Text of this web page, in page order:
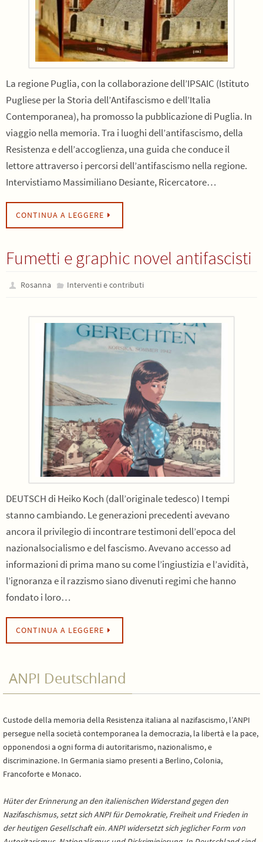
La regione Puglia, con la collaborazione dell’IPSAIC (Istituto
Pugliese per la Storia dell’Antifascismo e dell’Italia
Contemporanea), ha promosso la pubblicazione di Puglia. In
viaggio nella memoria. Tra i luoghi dell’antifascismo, della
Resistenza e dell’accoglienza, una guida che conduce il
lettore attraverso i percorsi dell’antifascismo nella regione.
Intervistiamo Massimiliano Desiante, Ricercatore…
CONTINUA A LEGGERE
Fumetti e graphic novel antifascisti
Rosanna Interventi e contributi
DEUTSCH di Heiko Koch (dall’originale tedesco) I tempi
stanno cambiando. Le generazioni precedenti avevano
ancora il privilegio di incontrare testimoni dell’epoca del
nazionalsocialismo e del fascismo. Avevano accesso ad
informazioni di prima mano su come l’ingiustizia e l’avidità,
l’ignoranza e il razzismo siano divenuti regimi che hanno
fondato i loro…
CONTINUA A LEGGERE
ANPI Deutschland
Custode della memoria della Resistenza italiana al nazifascismo, l’ANPI
persegue nella società contemporanea la democrazia, la libertà e la pace,
opponendosi a ogni forma di autoritarismo, nazionalismo, e
discriminazione. In Germania siamo presenti a Berlino, Colonia,
Francoforte e Monaco.
Hüter der Erinnerung an den italienischen Widerstand gegen den
Nazifaschismus, setzt sich ANPI für Demokratie, Freiheit und Frieden in
der heutigen Gesellschaft ein. ANPI widersetzt sich jeglicher Form von